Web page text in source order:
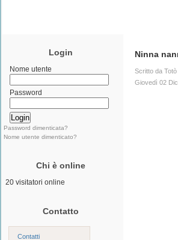
Login
Nome utente
Password
Password dimenticata?
Nome utente dimenticato?
Chi è online
20 visitatori online
Contatto
Contatti
Ninna
Scritto da Totò
Giovedì 02